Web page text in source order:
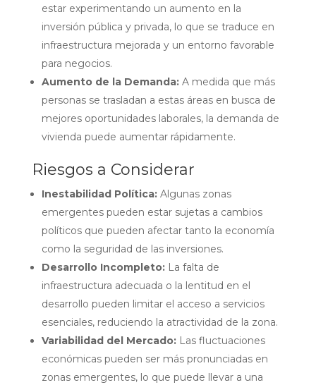
estar experimentando un aumento en la
inversión pública y privada, lo que se traduce en
infraestructura mejorada y un entorno favorable
para negocios.
Aumento de la Demanda:A medida que más
personas se trasladan a estas áreas en busca de
mejores oportunidades laborales, la demanda de
vivienda puede aumentar rápidamente.
Riesgos a Considerar
Inestabilidad Política:Algunas zonas
emergentes pueden estar sujetas a cambios
políticos que pueden afectar tanto la economía
como la seguridad de las inversiones.
Desarrollo Incompleto:La falta de
infraestructura adecuada o la lentitud en el
desarrollo pueden limitar el acceso a servicios
esenciales, reduciendo la atractividad de la zona.
Variabilidad del Mercado:Las fluctuaciones
económicas pueden ser más pronunciadas en
zonas emergentes, lo que puede llevar a una